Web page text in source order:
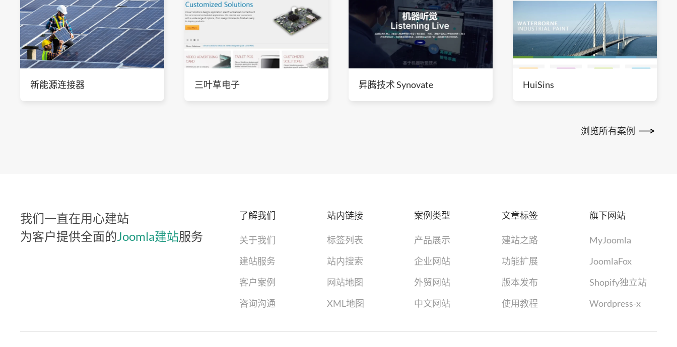
新能源连接器 三叶草电子 昇腾技术 Synovate HuiSins
浏览所有案例
我们一直在用心建站
为客户提供全面的 Joomla建站服务
了解我们
关于我们
建站服务
客户案例
咨询沟通
站内链接
标签列表
站内搜索
网站地图
XML地图
案例类型
产品展示
企业网站
外贸网站
中文网站
文章标签
建站之路
功能扩展
版本发布
使用教程
旗下网站
MyJoomla
JoomlaFox
Shopify独立站
Wordpress-x